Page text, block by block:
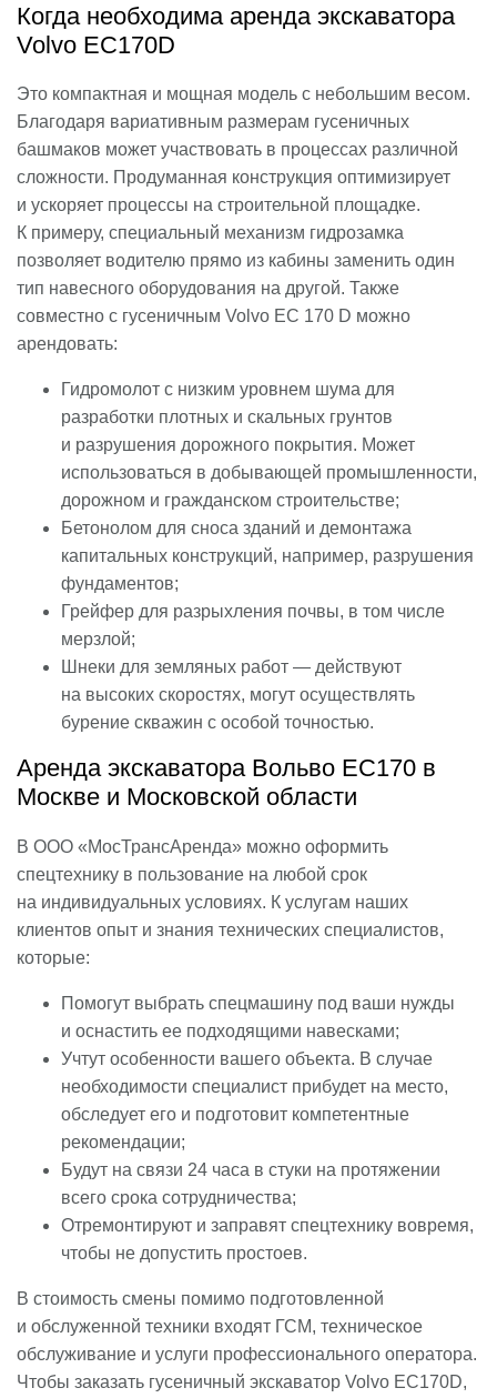
Когда необходима аренда экскаватора
Volvo EC170D
Это компактная и мощная модель с небольшим весом.
Благодаря вариативным размерам гусеничных
башмаков может участвовать в процессах различной
сложности. Продуманная конструкция оптимизирует
и ускоряет процессы на строительной площадке.
К примеру, специальный механизм гидрозамка
позволяет водителю прямо из кабины заменить один
тип навесного оборудования на другой. Также
совместно с гусеничным Volvo EC 170 D можно
арендовать:
Гидромолот с низким уровнем шума для
разработки плотных и скальных грунтов
и разрушения дорожного покрытия. Может
использоваться в добывающей промышленности,
дорожном и гражданском строительстве;
Бетонолом для сноса зданий и демонтажа
капитальных конструкций, например, разрушения
фундаментов;
Грейфер для разрыхления почвы, в том числе
мерзлой;
Шнеки для земляных работ — действуют
на высоких скоростях, могут осуществлять
бурение скважин с особой точностью.
Аренда экскаватора Вольво EC170 в
Москве и Московской области
В ООО «МосТрансАренда» можно оформить
спецтехнику в пользование на любой срок
на индивидуальных условиях. К услугам наших
клиентов опыт и знания технических специалистов,
которые:
Помогут выбрать спецмашину под ваши нужды
и оснастить ее подходящими навесками;
Учтут особенности вашего объекта. В случае
необходимости специалист прибудет на место,
обследует его и подготовит компетентные
рекомендации;
Будут на связи 24 часа в стуки на протяжении
всего срока сотрудничества;
Отремонтируют и заправят спецтехнику вовремя,
чтобы не допустить простоев.
В стоимость смены помимо подготовленной
и обслуженной техники входят ГСМ, техническое
обслуживание и услуги профессионального оператора.
Чтобы заказать гусеничный экскаватор Volvo EC170D,